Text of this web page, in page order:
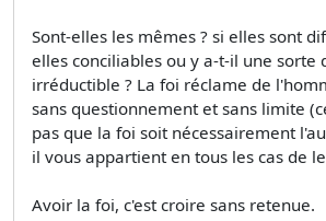
Sont-elles les mêmes ? si elles sont
elles conciliables ou y a-t-il une sorte
irréductible ? La foi réclame de
sans questionnement et sans limite
pas que la foi soit nécessairement
il vous appartient en tous les cas de
Avoir la foi, c'est croire sans retenue.